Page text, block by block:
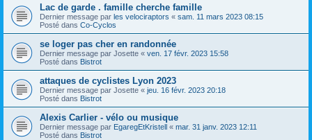
Lac de garde . famille cherche famille
Dernier message par les velociraptors « sam. 11 mars 2023 08:15
Posté dans Co-Cyclos
se loger pas cher en randonnée
Dernier message par Josette « ven. 17 févr. 2023 15:58
Posté dans Bistrot
attaques de cyclistes Lyon 2023
Dernier message par Josette « jeu. 16 févr. 2023 20:18
Posté dans Bistrot
Alexis Carlier - vélo ou musique
Dernier message par EgaregEtKristell « mar. 31 janv. 2023 12:11
Posté dans Bistrot